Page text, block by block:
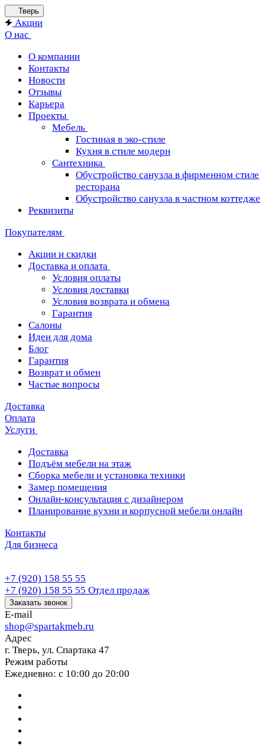
Тверь
Акции
О нас
О компании
Контакты
Новости
Отзывы
Карьера
Проекты
Мебель
Гостиная в эко-стиле
Кухня в стиле модерн
Сантехника
Обустройство санузла в фирменном стиле
ресторана
Обустройство санузла в частном коттедже
Реквизиты
Покупателям
Акции и скидки
Доставка и оплата
Условия оплаты
Условия доставки
Условия возврата и обмена
Гарантия
Салоны
Идеи для дома
Блог
Гарантия
Возврат и обмен
Частые вопросы
Доставка
Оплата
Услуги
Доставка
Подъём мебели на этаж
Сборка мебели и установка техники
Замер помещения
Онлайн-консультация с дизайнером
Планирование кухни и корпусной мебели онлайн
Контакты
Для бизнеса
+7 (920) 158 55 55
+7 (920) 158 55 55 Отдел продаж
Заказать звонок
E-mail
shop@spartakmeb.ru
Адрес
г. Тверь, ул. Спартака 47
Режим работы
Ежедневно: с 10:00 до 20:00